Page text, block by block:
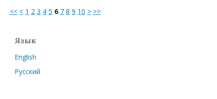
<< < 1 2 3 4 5 6 7 8 9 10 > >>
Язык
English
Русский